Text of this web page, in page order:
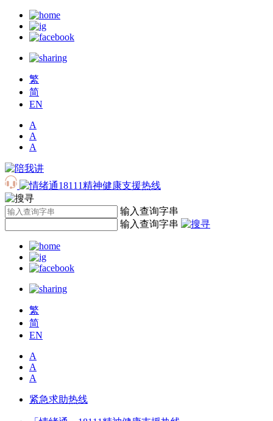
繁
简
EN
A
A
A
输入查询字串
输入查询字串
繁
简
EN
A
A
A
紧急求助热线